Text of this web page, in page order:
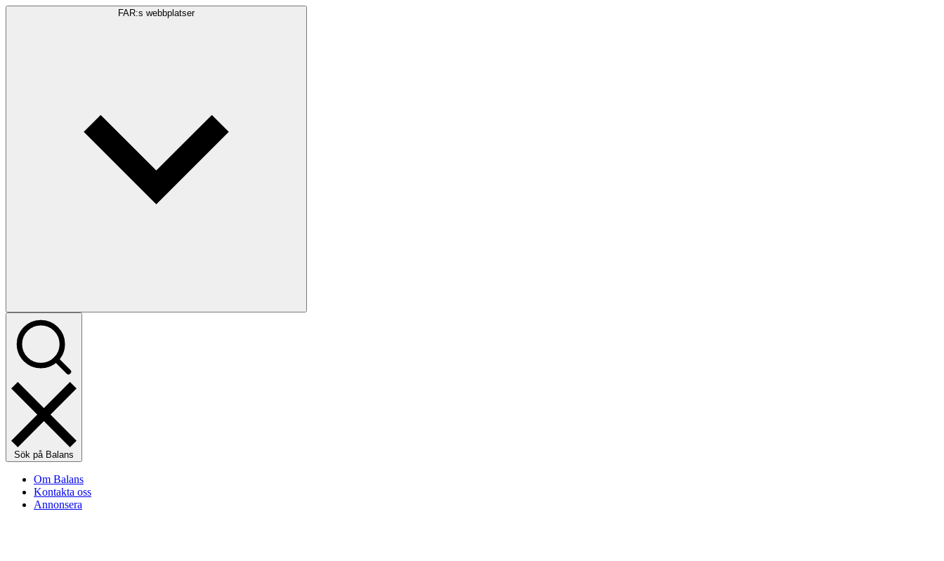
FAR:s webbplatser
Sök på Balans
Om Balans
Kontakta oss
Annonsera